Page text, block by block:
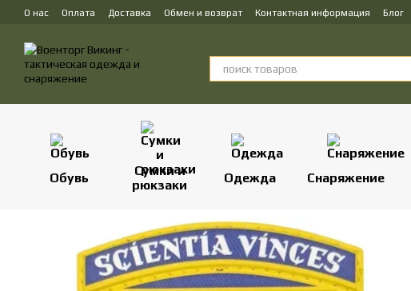
Перейти к основному контенту
О нас Оплата Доставка Обмен и возврат Контактная информация Блог
Обувь
Сумки и
рюкзаки
Одежда Снаряжение